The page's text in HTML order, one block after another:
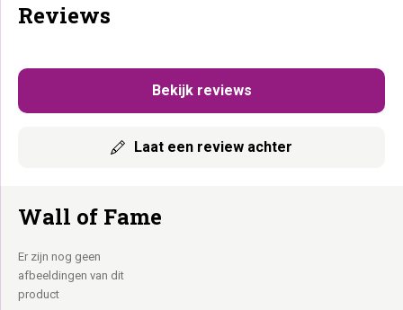
Reviews
Bekijk reviews
Laat een review achter
Wall of Fame
Er zijn nog geen
afbeeldingen van dit
product